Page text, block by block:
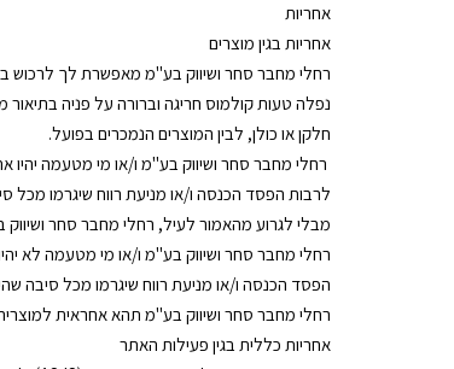
אחריות
אחריות בגין מוצרים
רחלי מחבר סחר ושיווק בע"מ מאפשרת לך לרכוש
נפלה טעות קולמוס חריגה וברורה על פניה
חלקן או כולן, לבין המוצרים הנמכרים בפועל.
רחלי מחבר סחר ושיווק בע"מ ו/או מי מטעמה יהיו
לרבות הפסד הכנסה ו/או מניעת רווח שיגרמו מכל
מבלי לגרוע מהאמור לעיל, רחלי מחבר סחר
רחלי מחבר סחר ושיווק בע"מ ו/או מי מטעמה לא
הפסד הכנסה ו/או מניעת רווח שיגרמו מכל סיבה
רחלי מחבר סחר ושיווק בע"מ תהא אחראית למוצריה
אחריות כללית בגין פעילות האתר